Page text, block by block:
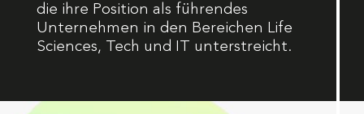
die ihre Position als führendes
Unternehmen in den Bereichen Life
Sciences, Tech und IT unterstreicht.